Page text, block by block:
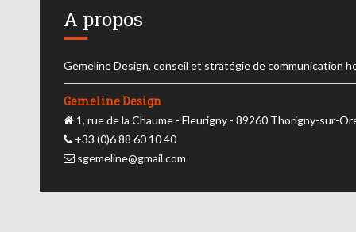
A propos
Gemeline Design, conseil et stratégie de communication
Gemeline Design
1, rue de la Chaume - Fleurigny - 89260 Thorigny-sur-
+33 (0)6 88 60 10 40
sgemeline@gmail.com